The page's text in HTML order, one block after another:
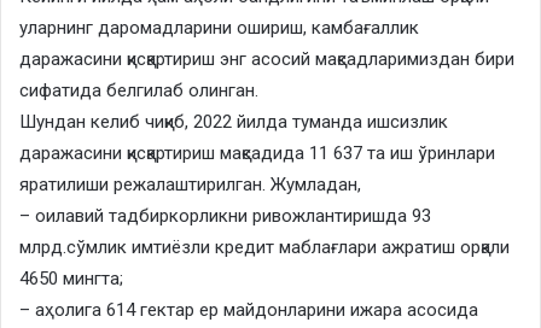
уларнинг даромадларини ошириш, камбағаллик
даражасини қисқартириш энг асосий мақсадларимиздан бири
сифатида белгилаб олинган.
Шундан келиб чиқиб, 2022 йилда туманда ишсизлик
даражасини қисқартириш мақсадида 11 637 та иш ўринлари
яратилиши режалаштирилган. Жумладан,
– оилавий тадбиркорликни ривожлантиришда 93
млрд.сўмлик имтиёзли кредит маблағлари ажратиш орқали
4650 мингта;
– аҳолига 614 гектар ер майдонларини ижара асосида